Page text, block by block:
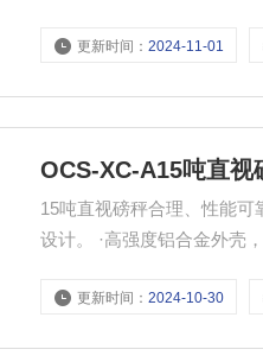
更新时间：2024-11-01
OCS-XC-A15吨直视
15吨直视磅秤合理、性能可靠。 ·特别适合室内光线昏暗的场合使用。 ·5位LED数码显示字高
设计。 ·高强度铝合金外壳
更新时间：2024-10-30